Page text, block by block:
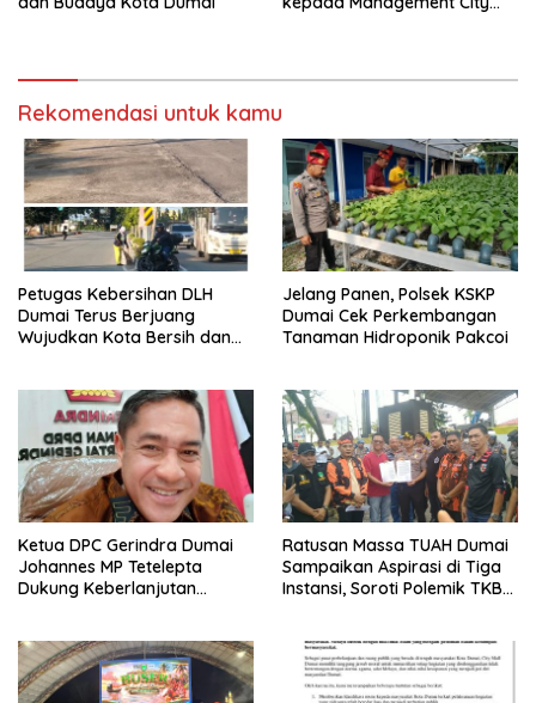
Rekomendasi untuk kamu
Petugas Kebersihan DLH
Dumai Terus Berjuang
Wujudkan Kota Bersih dan
Jelang Panen, Polsek KSKP
Dumai Cek Perkembangan
Tanaman Hidroponik Pakcoi
Ketua DPC Gerindra Dumai
Johannes MP Tetelepta
Dukung Keberlanjutan
Ratusan Massa TUAH Dumai
Sampaikan Aspirasi di Tiga
Instansi, Soroti Polemik TKBM